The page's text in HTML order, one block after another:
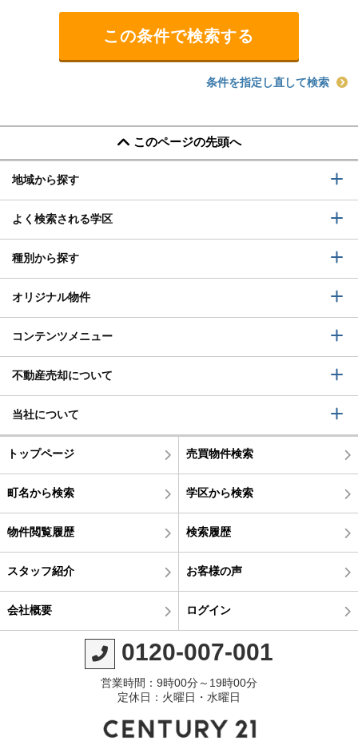
条件を指定し直して検索
このページの先頭へ
地域から探す
よく検索される学区
種別から探す
オリジナル物件
コンテンツメニュー
不動産売却について
当社について
トップページ 売買物件検索
町名から検索 学区から検索
物件閲覧履歴 検索履歴
スタッフ紹介 お客様の声
会社概要 ログイン
0120-007-001
営業時間：9時00分～19時00分
定休日：火曜日・水曜日